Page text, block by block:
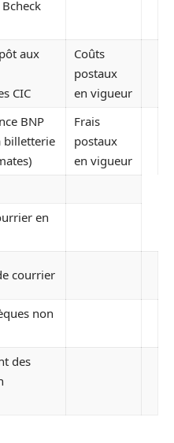
aux
CIC
Coûts
postaux
en vigueur
BNP
billetterie
Frais
postaux
en vigueur
en
courrier
non
des